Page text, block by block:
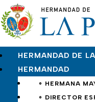
HERMANDAD DE
HERMANDAD
∘ HERMANA
∘ DIRECTOR